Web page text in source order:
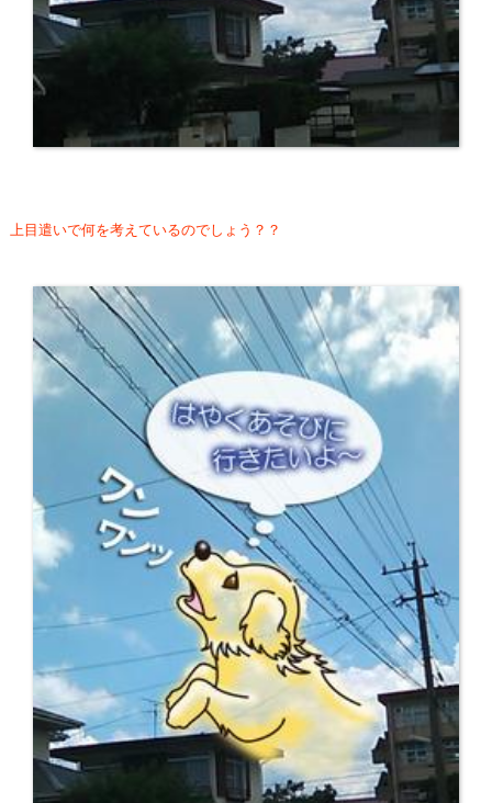
上目遣いで何を考えているのでしょう？？